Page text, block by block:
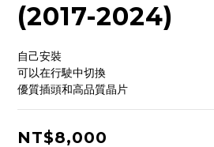
(2017-2024)
自己安裝
可以在行駛中切換
優質插頭和高品質晶片
NT$8,000